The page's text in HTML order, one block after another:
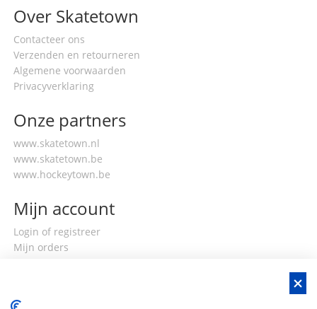
Over Skatetown
Contacteer ons
Verzenden en retourneren
Algemene voorwaarden
Privacyverklaring
Onze partners
www.skatetown.nl
www.skatetown.be
www.hockeytown.be
Mijn account
Login of registreer
Mijn orders